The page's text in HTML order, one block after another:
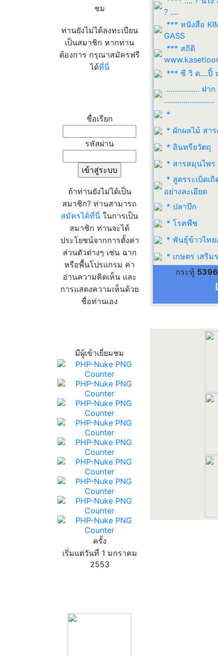
ชม
ท่านยังไม่ได้ลงทะเบียน
เป็นสมาชิก หากท่าน
ต้องการ กรุณาสมัครฟรี
ได้ที่นี่
ชื่อเรียก
รหัสผ่าน
ถ้าท่านยังไม่ได้เป็น
สมาชิก? ท่านสามารถ
สมัครได้ที่นี่ ในการเป็น
สมาชิก ท่านจะได้
ประโยชน์จากการตั้งค่า
ส่วนตัวต่างๆ เช่น ฉาก
หรือพื้นโปรแกรม ค่า
อ่านความคิดเห็น และ
การแสดงความเห็นด้วย
ชื่อท่านเอง
มีผู้เข้าเยี่ยมชม
ครั้ง
เริ่มแต่วันที่ 1 มกราคม
2553
? ....
*** หนังสือ
GASS
*** สถิติ
*** ซี วิ ด....ปิ้
................. ฝาก
..........................
*
* ผักผลไม้ สา
* อินทรียวัตถุ
* สารสมุนไพร
* สูตรระเบิดเถิ
อย่างละเอียด
* ปลาบึก
* โรคพืช
* พันธุ์ข้าวไทย
* เกษตร เสริม
กระทู้ 5396